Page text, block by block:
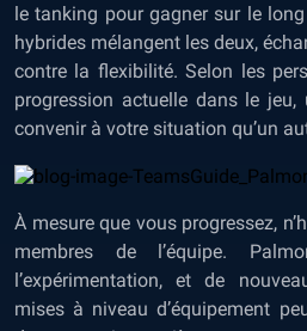
le tanking pour gagner sur le
hybrides mélangent les deux,
contre la flexibilité. Selon les
progression actuelle dans le
convenir à votre situation qu’un
À mesure que vous progressez,
membres de l’équipe.
l’expérimentation, et de
mises à niveau d’équipement